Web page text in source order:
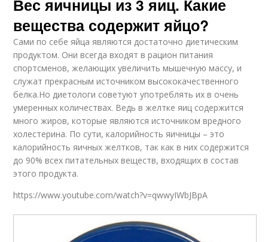
Вес яичницы из 3 яиц. Какие
вещества содержит яйцо?
Сами по себе яйца являются достаточно диетическим
продуктом. Они всегда входят в рацион питания
спортсменов, желающих увеличить мышечную массу, и
служат прекрасным источником высококачественного
белка.Но диетологи советуют употреблять их в очень
умеренных количествах. Ведь в желтке яиц содержится
много жиров, которые являются источником вредного
холестерина. По сути, калорийность яичницы – это
калорийность яичных желтков, так как в них содержится
до 90% всех питательных веществ, входящих в состав
этого продукта.
https://www.youtube.com/watch?v=qwwyIWbJBpA